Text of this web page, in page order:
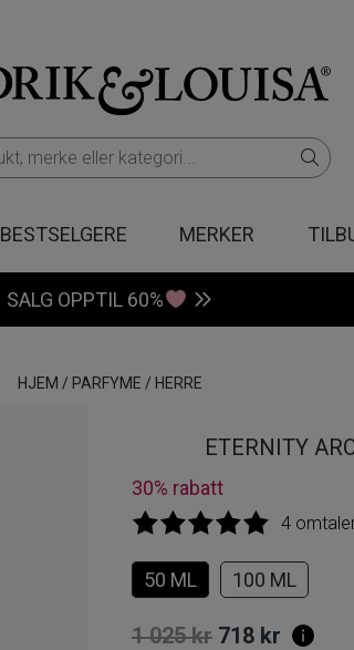
BESTSELGERE MERKER
SALG OPPTIL 60%
HJEM / PARFYME / HERRE
ETERNITY
30% rabatt
4
50 ML 100 ML
1 025kr Opprinnelig
718 kr